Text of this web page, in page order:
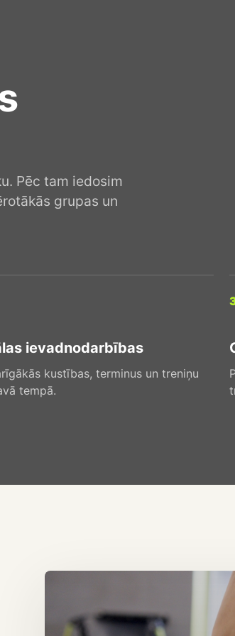
Pēc tam iedosim
grupas un
ievadnodarbības
kustības, terminus un treniņu
tempā.